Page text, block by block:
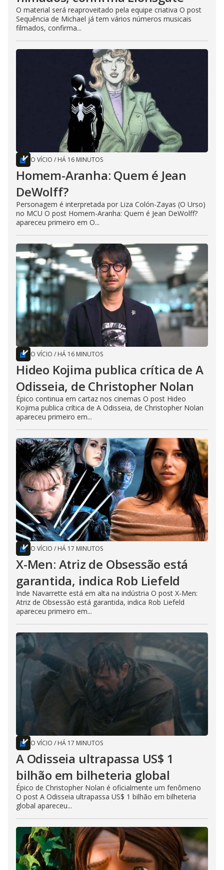
O material será reaproveitado pela equipe criativa O post
Sequência de Michael já tem vários números musicais
filmados, confirma...
O VÍCIO / HÁ 16 MINUTOS
Homem-Aranha: Quem é Jean
DeWolff?
Personagem é interpretada por Liza Colón-Zayas (O Urso)
no MCU O post Homem-Aranha: Quem é Jean DeWolff?
apareceu primeiro em O...
O VÍCIO / HÁ 16 MINUTOS
Hideo Kojima publica crítica de A
Odisseia, de Christopher Nolan
Épico continua em cartaz nos cinemas O post Hideo
Kojima publica crítica de A Odisseia, de Christopher Nolan
apareceu primeiro em...
O VÍCIO / HÁ 17 MINUTOS
X-Men: Atriz de Obsessão está
garantida, indica Rob Liefeld
Inde Navarrette está em alta na indústria O post X-Men:
Atriz de Obsessão está garantida, indica Rob Liefeld
apareceu primeiro em...
O VÍCIO / HÁ 17 MINUTOS
A Odisseia ultrapassa US$ 1
bilhão em bilheteria global
Épico de Christopher Nolan é oficialmente um fenômeno
O post A Odisseia ultrapassa US$ 1 bilhão em bilheteria
global apareceu...